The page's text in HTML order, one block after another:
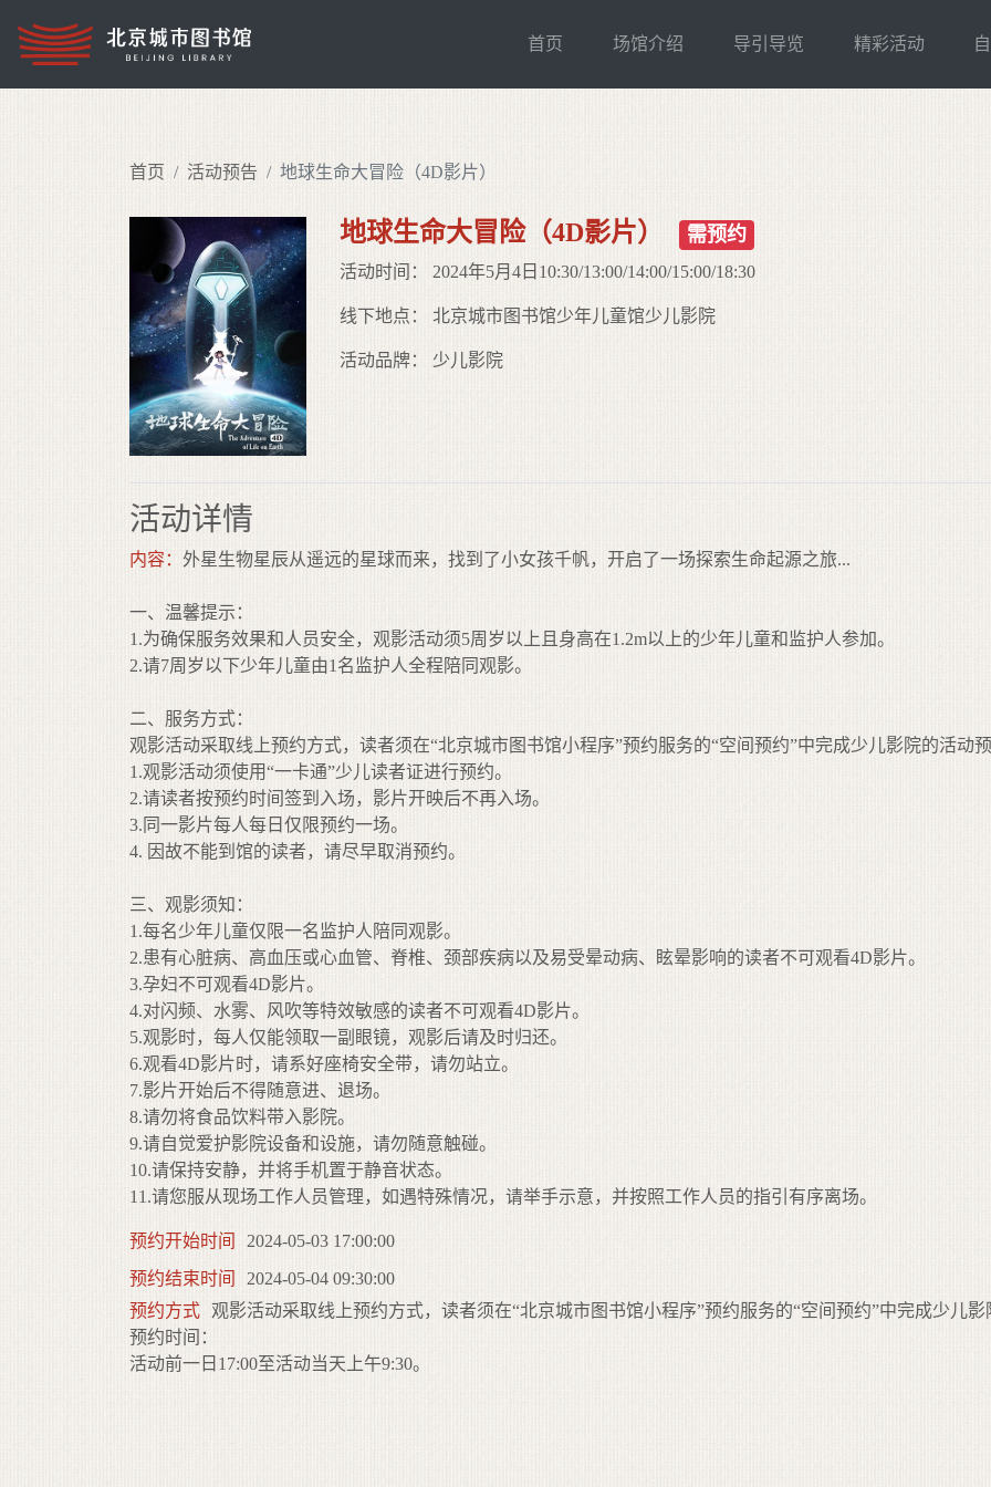
首页 场馆介绍 导引导览 精彩活动
首页 活动预告 地球生命大冒险（4D影片）
地球生命大冒险（4D影片） 需预约
活动时间： 2024年5月4日10:30/13:00/14:00/15:00/18:30
线下地点： 北京城市图书馆少年儿童馆少儿影院
活动品牌： 少儿影院
活动详情
内容： 外星生物星辰从遥远的星球而来，找到了小女孩千帆，开启了一场探索生命起源之旅...
一、温馨提示：
1.为确保服务效果和人员安全，观影活动须5周岁以上且身高在1.2m以上的少年儿童和监护人参加。
2.请7周岁以下少年儿童由1名监护人全程陪同观影。
二、服务方式：
观影活动采取线上预约方式，读者须在“北京城市图书馆小程序”预约服务的“空间预约”中完成少儿影院的活动
1.观影活动须使用“一卡通”少儿读者证进行预约。
2.请读者按预约时间签到入场，影片开映后不再入场。
3.同一影片每人每日仅限预约一场。
4. 因故不能到馆的读者，请尽早取消预约。
三、观影须知：
1.每名少年儿童仅限一名监护人陪同观影。
2.患有心脏病、高血压或心血管、脊椎、颈部疾病以及易受晕动病、眩晕影响的读者不可观看4D影片。
3.孕妇不可观看4D影片。
4.对闪频、水雾、风吹等特效敏感的读者不可观看4D影片。
5.观影时，每人仅能领取一副眼镜，观影后请及时归还。
6.观看4D影片时，请系好座椅安全带，请勿站立。
7.影片开始后不得随意进、退场。
8.请勿将食品饮料带入影院。
9.请自觉爱护影院设备和设施，请勿随意触碰。
10.请保持安静，并将手机置于静音状态。
11.请您服从现场工作人员管理，如遇特殊情况，请举手示意，并按照工作人员的指引有序离场。
预约开始时间
2024-05-03 17:00:00
预约结束时间
2024-05-04 09:30:00
预约方式 观影活动采取线上预约方式，读者须在“北京城市图书馆小程序”预约服务的“空间预约”中完成少儿
预约时间：
活动前一日17:00至活动当天上午9:30。